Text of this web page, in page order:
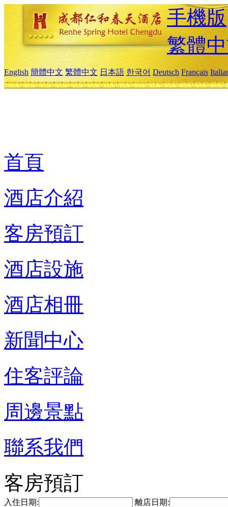
手機版
繁體
English 簡體中文 繁體中文 日本語 한국어 Deutsch Français
首頁
酒店介紹
客房預訂
酒店設施
酒店相冊
新聞中心
住客評論
周邊景點
聯系我們
客房預訂
入住日期: 離店日期: